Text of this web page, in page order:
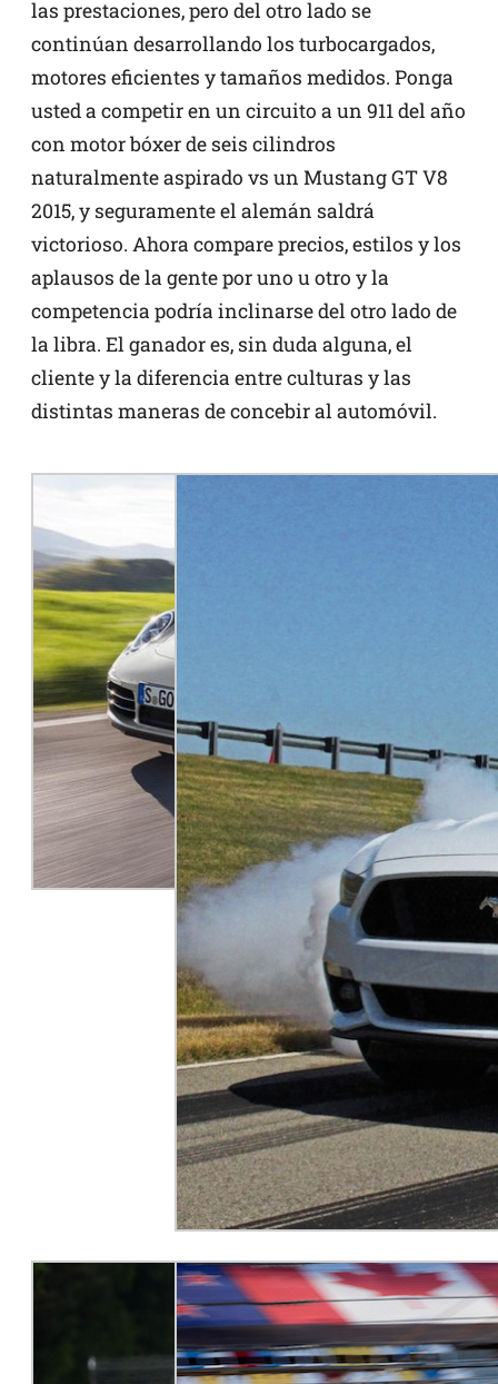
las prestaciones, pero del otro lado se
continúan desarrollando los turbocargados,
motores eficientes y tamaños medidos. Ponga
usted a competir en un circuito a un 911 del año
con motor bóxer de seis cilindros
naturalmente aspirado vs un Mustang GT V8
2015, y seguramente el alemán saldrá
victorioso. Ahora compare precios, estilos y los
aplausos de la gente por uno u otro y la
competencia podría inclinarse del otro lado de
la libra. El ganador es, sin duda alguna, el
cliente y la diferencia entre culturas y las
distintas maneras de concebir al automóvil.